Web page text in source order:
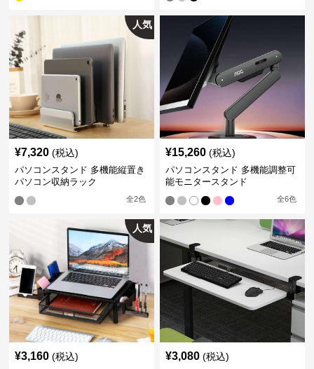
人気
¥7,320 (税込)
パソコンスタンド 多機能縦置き
パソコン収納ラック
全2色
¥15,260 (税込)
パソコンスタンド 多機能調整可
能モニタースタンド
全6色
人気
¥3,160 (税込) ¥3,080 (税込)